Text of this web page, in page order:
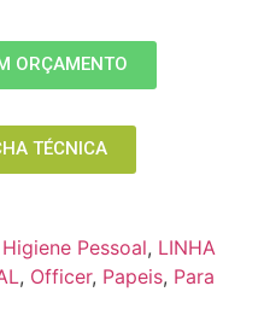
ORÇAMENTO
TÉCNICA
Higiene Pessoal, LINHA
, Officer, Papeis, Para